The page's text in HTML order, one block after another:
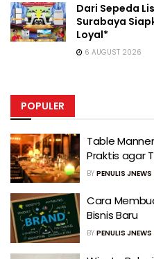
Dari Sepeda
Surabaya
Loyal*
6 AUGUST 2026
POPULER
Table
Praktis agar
BY PENULIS JNEWS
Cara
Bisnis Baru
BY PENULIS JNEWS